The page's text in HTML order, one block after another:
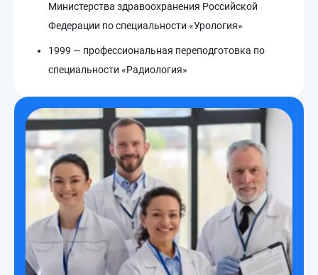
Министерства здравоохранения Российской
Федерации по специальности «Урология»
1999 — профессиональная переподготовка по
специальности «Радиология»